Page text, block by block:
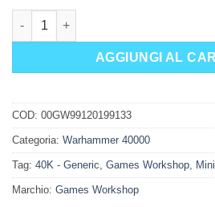
BASETTE PER LA GUERRA NEL
AGGIUNGI AL
COD: 00GW99120199133
Categoria: Warhammer 40000
Tag: 40K - Generic Games Workshop
Marchio: Games Workshop